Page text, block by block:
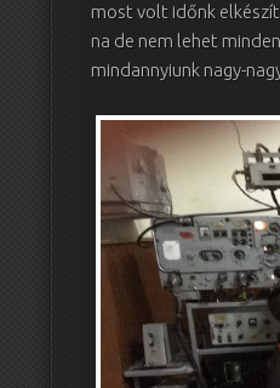
most volt időnk
na de nem lehet
mindannyiunk nagy-